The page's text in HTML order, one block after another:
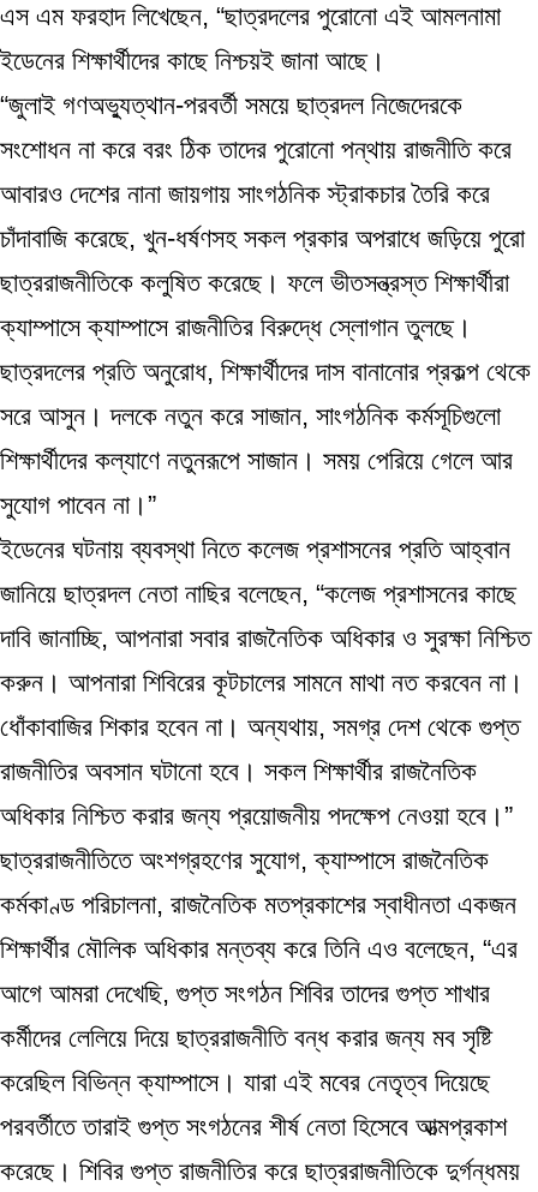
এস এম ফরহাদ লিখেছেন, “ছাত্রদলের পুরোনো এই আমলনামা
ইডেনের শিক্ষার্থীদের কাছে নিশ্চয়ই জানা আছে।
“জুলাই গণঅভ্যুত্থান-পরবর্তী সময়ে ছাত্রদল নিজেদেরকে
সংশোধন না করে বরং ঠিক তাদের পুরোনো পন্থায় রাজনীতি করে
আবারও দেশের নানা জায়গায় সাংগঠনিক স্ট্রাকচার তৈরি করে
চাঁদাবাজি করেছে, খুন-ধর্ষণসহ সকল প্রকার অপরাধে জড়িয়ে পুরো
ছাত্ররাজনীতিকে কলুষিত করেছে। ফলে ভীতসন্ত্রস্ত শিক্ষার্থীরা
ক্যাম্পাসে ক্যাম্পাসে রাজনীতির বিরুদ্ধে স্লোগান তুলছে।
ছাত্রদলের প্রতি অনুরোধ, শিক্ষার্থীদের দাস বানানোর প্রকল্প থেকে
সরে আসুন। দলকে নতুন করে সাজান, সাংগঠনিক কর্মসূচিগুলো
শিক্ষার্থীদের কল্যাণে নতুনরূপে সাজান। সময় পেরিয়ে গেলে আর
সুযোগ পাবেন না।”
ইডেনের ঘটনায় ব্যবস্থা নিতে কলেজ প্রশাসনের প্রতি আহ্বান
জানিয়ে ছাত্রদল নেতা নাছির বলেছেন, “কলেজ প্রশাসনের কাছে
দাবি জানাচ্ছি, আপনারা সবার রাজনৈতিক অধিকার ও সুরক্ষা নিশ্চিত
করুন। আপনারা শিবিরের কূটচালের সামনে মাথা নত করবেন না।
ধোঁকাবাজির শিকার হবেন না। অন্যথায়, সমগ্র দেশ থেকে গুপ্ত
রাজনীতির অবসান ঘটানো হবে। সকল শিক্ষার্থীর রাজনৈতিক
অধিকার নিশ্চিত করার জন্য প্রয়োজনীয় পদক্ষেপ নেওয়া হবে।”
ছাত্ররাজনীতিতে অংশগ্রহণের সুযোগ, ক্যাম্পাসে রাজনৈতিক
কর্মকাণ্ড পরিচালনা, রাজনৈতিক মতপ্রকাশের স্বাধীনতা একজন
শিক্ষার্থীর মৌলিক অধিকার মন্তব্য করে তিনি এও বলেছেন, “এর
আগে আমরা দেখেছি, গুপ্ত সংগঠন শিবির তাদের গুপ্ত শাখার
কর্মীদের লেলিয়ে দিয়ে ছাত্ররাজনীতি বন্ধ করার জন্য মব সৃষ্টি
করেছিল বিভিন্ন ক্যাম্পাসে। যারা এই মবের নেতৃত্ব দিয়েছে
পরবর্তীতে তারাই গুপ্ত সংগঠনের শীর্ষ নেতা হিসেবে আত্মপ্রকাশ
করেছে। শিবির গুপ্ত রাজনীতির করে ছাত্ররাজনীতিকে দুর্গন্ধময়